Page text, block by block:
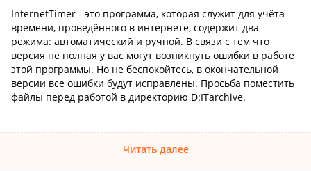
InternetTimer - это программа, которая служит для учёта
времени, проведённого в интернете, содержит два
режима: автоматический и ручной. В связи с тем что
версия не полная у вас могут возникнуть ошибки в работе
этой программы. Но не беспокойтесь, в окончательной
версии все ошибки будут исправлены. Просьба поместить
файлы перед работой в директорию D:ITarchive.
Читать далее